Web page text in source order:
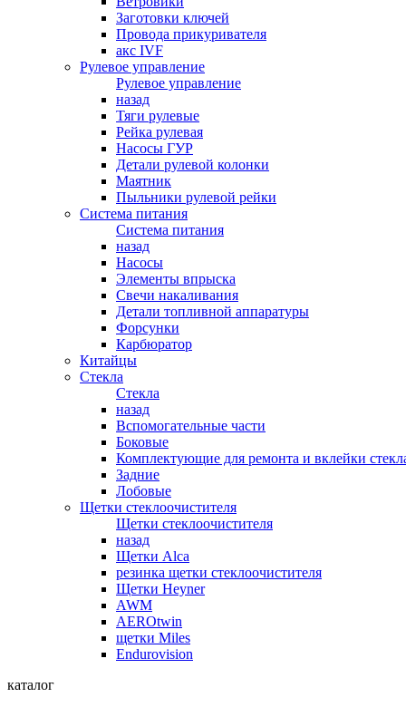
Заготовки ключей
Провода прикуривателя
акс IVF
Рулевое управление
Рулевое управление
назад
Тяги рулевые
Рейка рулевая
Насосы ГУР
Детали рулевой колонки
Маятник
Пыльники рулевой рейки
Система питания
Система питания
назад
Насосы
Элементы впрыска
Свечи накаливания
Детали топливной аппаратуры
Форсунки
Карбюратор
Китайцы
Стекла
Стекла
назад
Вспомогательные части
Боковые
Комплектующие для ремонта и вклейки
Задние
Лобовые
Щетки стеклоочистителя
Щетки стеклоочистителя
назад
Щетки Alca
резинка щетки стеклоочистителя
Щетки Heyner
AWM
AEROtwin
щетки Miles
Endurovision
каталог